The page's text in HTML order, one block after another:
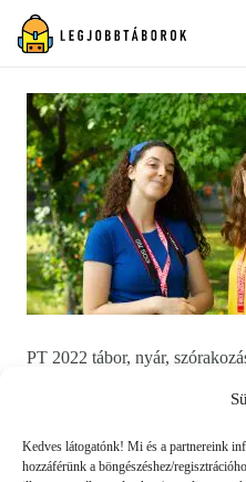
Kedves látogatónk! Mi és a partnereink
hozzáférünk a böngészéshez/
PT 2022 tábor, nyár,